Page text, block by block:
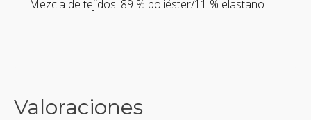
Mezcla de tejidos: 89 % poliéster/11 % elastano
Valoraciones